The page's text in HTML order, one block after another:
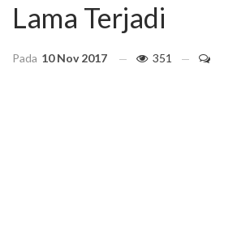
Lama Terjadi
Pada 10 Nov 2017 351